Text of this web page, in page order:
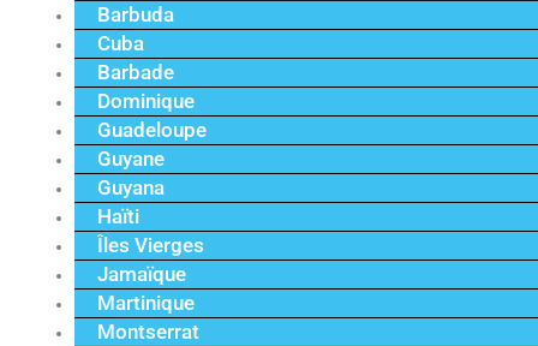
Barbuda
Cuba
Barbade
Dominique
Guadeloupe
Guyane
Guyana
Haïti
Îles Vierges
Jamaïque
Martinique
Montserrat